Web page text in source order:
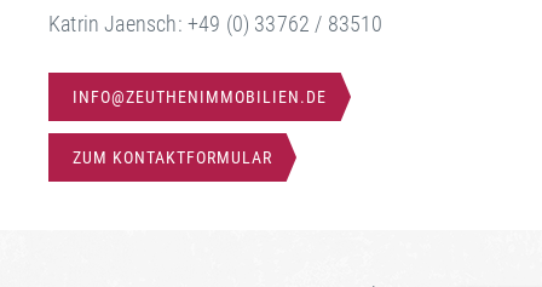
Katrin Jaensch: +49 (0) 33762 / 83510
INFO@ZEUTHENIMMOBILIEN.DE
ZUM KONTAKTFORMULAR